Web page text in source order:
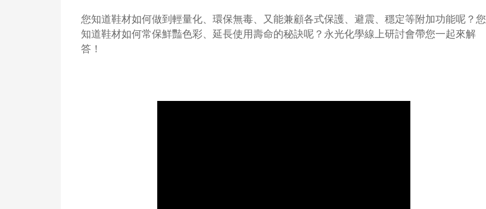
您知道鞋材如何做到輕量化、環保無毒、又能兼顧各式保護、避震、穩定等附加功能呢？您
知道鞋材如何常保鮮豔色彩、延長使用壽命的秘訣呢？永光化學線上研討會帶您一起來解
答！